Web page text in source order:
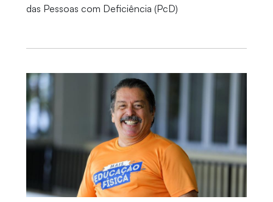
das Pessoas com Deficiência (PcD)